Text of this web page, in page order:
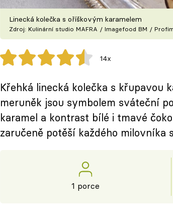
Linecká kolečka s oříškovým karamelem
Zdroj: Kulinární studio MAFRA / Imagefood BM /
14x
Křehká linecká kolečka s křupavou
meruněk jsou symbolem sváteční
karamel a kontrast bílé i tmavé
zaručeně potěší každého milovníka
1 porce